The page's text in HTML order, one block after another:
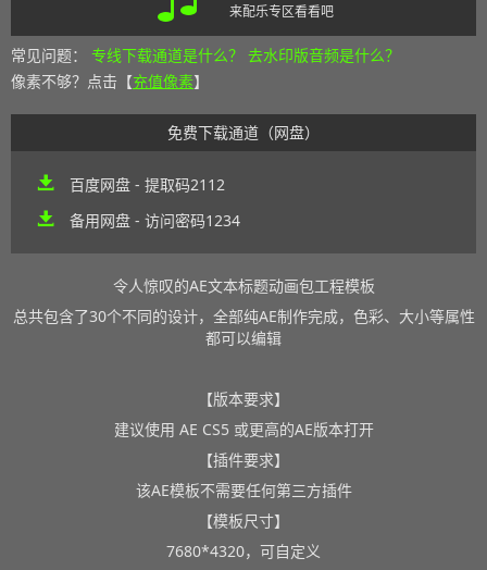
来配乐专区看看吧
常见问题： 专线下载通道是什么？ 去水印版音频是什么？
像素不够？点击【充值像素】
免费下载通道（网盘）
百度网盘 - 提取码2112
备用网盘 - 访问密码1234
令人惊叹的AE文本标题动画包工程模板
总共包含了30个不同的设计，全部纯AE制作完成，色彩、大小等属性
都可以编辑
【版本要求】
建议使用 AE CS5 或更高的AE版本打开
【插件要求】
该AE模板不需要任何第三方插件
【模板尺寸】
7680*4320，可自定义